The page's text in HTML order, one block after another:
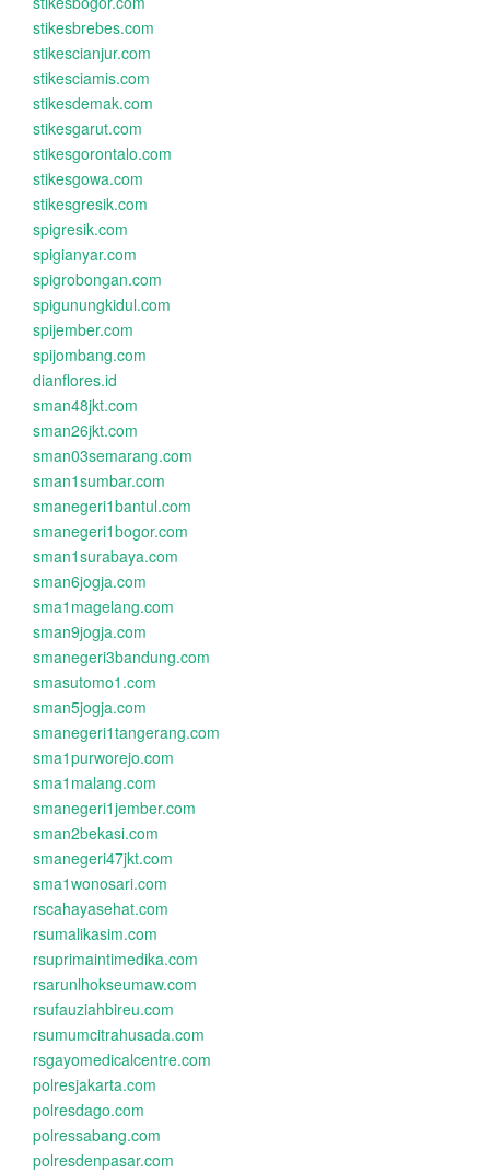
stikesbrebes.com
stikescianjur.com
stikesciamis.com
stikesdemak.com
stikesgarut.com
stikesgorontalo.com
stikesgowa.com
stikesgresik.com
spigresik.com
spigianyar.com
spigrobongan.com
spigunungkidul.com
spijember.com
spijombang.com
dianflores.id
sman48jkt.com
sman26jkt.com
sman03semarang.com
sman1sumbar.com
smanegeri1bantul.com
smanegeri1bogor.com
sman1surabaya.com
sman6jogja.com
sma1magelang.com
sman9jogja.com
smanegeri3bandung.com
smasutomo1.com
sman5jogja.com
smanegeri1tangerang.com
sma1purworejo.com
sma1malang.com
smanegeri1jember.com
sman2bekasi.com
smanegeri47jkt.com
sma1wonosari.com
rscahayasehat.com
rsumalikasim.com
rsuprimaintimedika.com
rsarunlhokseumaw.com
rsufauziahbireu.com
rsumumcitrahusada.com
rsgayomedicalcentre.com
polresjakarta.com
polresdago.com
polressabang.com
polresdenpasar.com